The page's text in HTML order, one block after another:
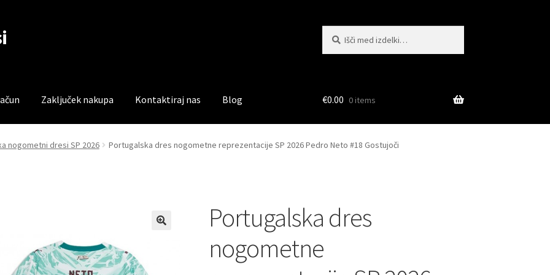
Zaključek nakupa Kontaktiraj nas Blog
Trgovina Zaključek nakupa
€0.00 0 items
nogometni dresi SP 2026 Portugalska dres nogometne reprezentacije SP 2026 Pedro Neto #18 Gostujoči
Portugalska dres
nogometne